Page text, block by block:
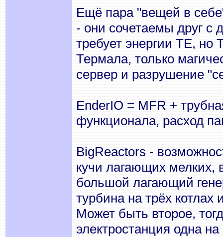
Ещё пара "вещей в
- они сочетаемы друг с
требует энергии ТЕ,
Термала, только
сервер и разрушение
EnderIO = MFR +
функционала, расход
BigReactors -
кучи лагающих мелких,
большой лагающий
турбина на трёх
Может быть второе,
электростанция одна